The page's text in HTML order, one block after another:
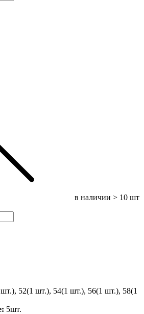
в наличии > 10 шт
52(1 шт.), 54(1 шт.), 56(1 шт.), 58(1
5шт.